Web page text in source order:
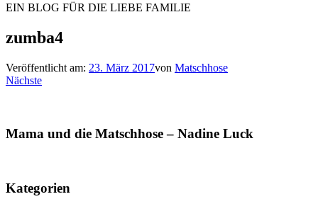
EIN BLOG FÜR DIE LIEBE FAMILIE
zumba4
Veröffentlicht am: 23. März 2017von Matschhose
Nächste
Mama und die Matschhose – Nadine Luck
Kategorien